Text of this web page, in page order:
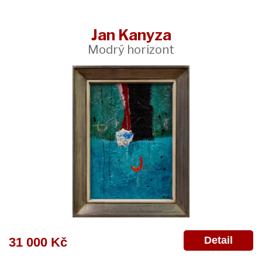
Jan Kanyza
Modrý horizont
31 000 Kč Detail